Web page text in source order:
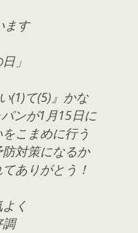
ます
」
(1)て(5)』かな
ンが1月15日に
こまめに行う
対策になるか
ありがとう！
く